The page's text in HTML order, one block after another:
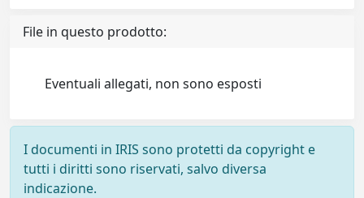
File in questo prodotto:
Eventuali allegati, non sono esposti
I documenti in IRIS sono protetti da copyright e
tutti i diritti sono riservati, salvo diversa
indicazione.